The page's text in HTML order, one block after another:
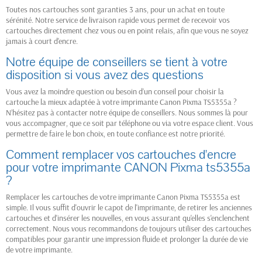
Toutes nos cartouches sont garanties 3 ans, pour un achat en toute
sérénité. Notre service de livraison rapide vous permet de recevoir vos
cartouches directement chez vous ou en point relais, afin que vous ne soyez
jamais à court d'encre.
Notre équipe de conseillers se tient à votre
disposition si vous avez des questions
Vous avez la moindre question ou besoin d’un conseil pour choisir la
cartouche la mieux adaptée à votre imprimante Canon Pixma TS5355a ?
N’hésitez pas à contacter notre équipe de conseillers. Nous sommes là pour
vous accompagner, que ce soit par téléphone ou via votre espace client. Vous
permettre de faire le bon choix, en toute confiance est notre priorité.
Comment remplacer vos cartouches d'encre
pour votre imprimante CANON Pixma ts5355a
?
Remplacer les cartouches de votre imprimante Canon Pixma TS5355a est
simple. Il vous suffit d'ouvrir le capot de l'imprimante, de retirer les anciennes
cartouches et d'insérer les nouvelles, en vous assurant qu'elles s'enclenchent
correctement. Nous vous recommandons de toujours utiliser des cartouches
compatibles pour garantir une impression fluide et prolonger la durée de vie
de votre imprimante.